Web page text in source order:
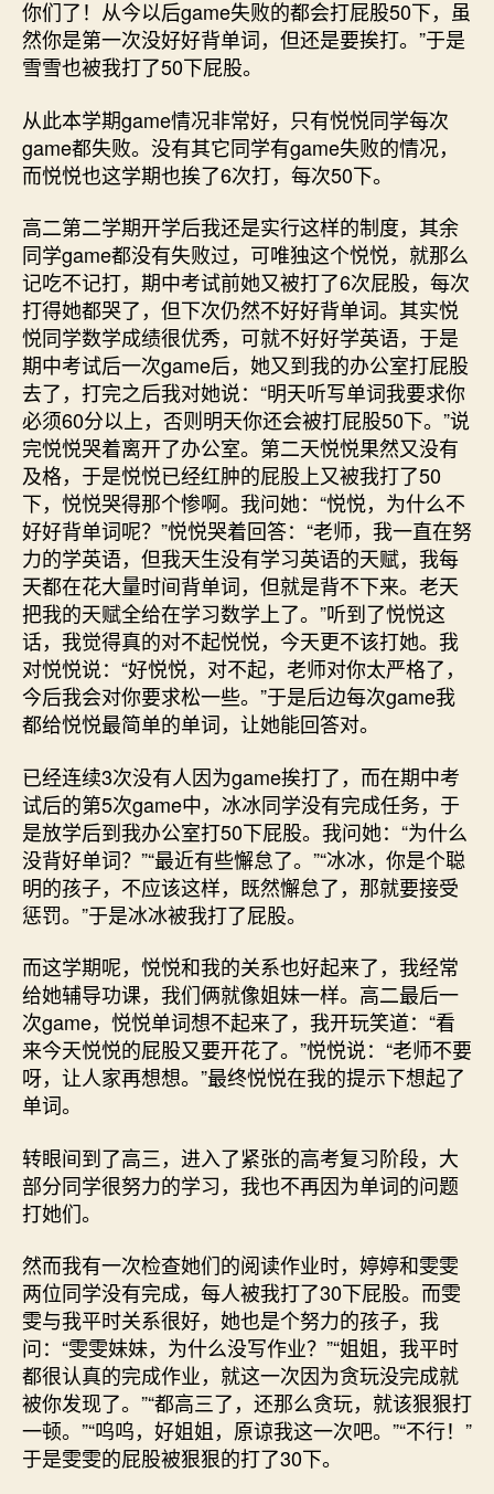
你们了！从今以后game失败的都会打屁股50下，虽
然你是第一次没好好背单词，但还是要挨打。”于是
雪雪也被我打了50下屁股。
从此本学期game情况非常好，只有悦悦同学每次
game都失败。没有其它同学有game失败的情况，
而悦悦也这学期也挨了6次打，每次50下。
高二第二学期开学后我还是实行这样的制度，其余
同学game都没有失败过，可唯独这个悦悦，就那么
记吃不记打，期中考试前她又被打了6次屁股，每次
打得她都哭了，但下次仍然不好好背单词。其实悦
悦同学数学成绩很优秀，可就不好好学英语，于是
期中考试后一次game后，她又到我的办公室打屁股
去了，打完之后我对她说：“明天听写单词我要求你
必须60分以上，否则明天你还会被打屁股50下。”说
完悦悦哭着离开了办公室。第二天悦悦果然又没有
及格，于是悦悦已经红肿的屁股上又被我打了50
下，悦悦哭得那个惨啊。我问她：“悦悦，为什么不
好好背单词呢？”悦悦哭着回答：“老师，我一直在努
力的学英语，但我天生没有学习英语的天赋，我每
天都在花大量时间背单词，但就是背不下来。老天
把我的天赋全给在学习数学上了。”听到了悦悦这
话，我觉得真的对不起悦悦，今天更不该打她。我
对悦悦说：“好悦悦，对不起，老师对你太严格了，
今后我会对你要求松一些。”于是后边每次game我
都给悦悦最简单的单词，让她能回答对。
已经连续3次没有人因为game挨打了，而在期中考
试后的第5次game中，冰冰同学没有完成任务，于
是放学后到我办公室打50下屁股。我问她：“为什么
没背好单词？”“最近有些懈怠了。”“冰冰，你是个聪
明的孩子，不应该这样，既然懈怠了，那就要接受
惩罚。”于是冰冰被我打了屁股。
而这学期呢，悦悦和我的关系也好起来了，我经常
给她辅导功课，我们俩就像姐妹一样。高二最后一
次game，悦悦单词想不起来了，我开玩笑道：“看
来今天悦悦的屁股又要开花了。”悦悦说：“老师不要
呀，让人家再想想。”最终悦悦在我的提示下想起了
单词。
转眼间到了高三，进入了紧张的高考复习阶段，大
部分同学很努力的学习，我也不再因为单词的问题
打她们。
然而我有一次检查她们的阅读作业时，婷婷和雯雯
两位同学没有完成，每人被我打了30下屁股。而雯
雯与我平时关系很好，她也是个努力的孩子，我
问：“雯雯妹妹，为什么没写作业？”“姐姐，我平时
都很认真的完成作业，就这一次因为贪玩没完成就
被你发现了。”“都高三了，还那么贪玩，就该狠狠打
一顿。”“呜呜，好姐姐，原谅我这一次吧。”“不行！”
于是雯雯的屁股被狠狠的打了30下。